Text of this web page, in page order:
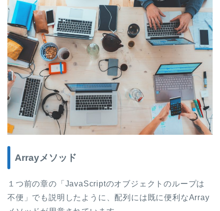
Arrayメソッド
１つ前の章の「JavaScriptのオブジェクトのループは
不便」でも説明したように、配列には既に便利なArray